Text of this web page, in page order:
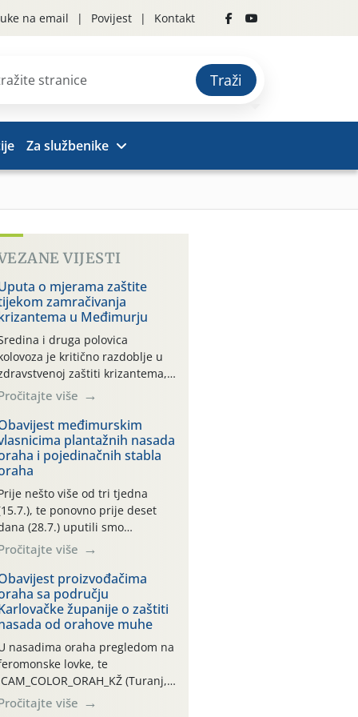
na email Povijest Kontakt
Traži
Za službenike
VIJESTI
o mjerama zaštite
zamračivanja
u Međimurju
i druga polovica
je kritično razdoblje u
zaštiti krizantema,
prije zamračivanja u proteklom
smo mjesecu tri puta upućivali
o preventivnim
zaštite krizantema od
uzročnika bolesti,
i fito-fagnih grinja (23.7.,
06.7.)! Na početku ovog
je zabilježeno je
i ekstremno vruće
razdoblje, uz
temperature […]
više
međimurskim
plantažnih nasada
i pojedinačnih stabla
nešto više od tri tjedna
te ponovno prije deset
(28.7.) uputili smo
vlasnicima plantažnih
nasada oraha i pojedinačnih
o početku leta i
potrebi usmjerenog
orahove muhe
completa)! Već
dana traje drugi
“toplinski udar”, koji
naročito izražen zadnja šest
(31.7.-05.8.), jer najviše
zraka svakodnevno
više
proizvođačima
sa području
županije o zaštiti
od orahove muhe
nasadima oraha pregledom na
lovke, te
CAM_COLOR_ORAH_KŽ (Turanj,
zabilježena je mala
više